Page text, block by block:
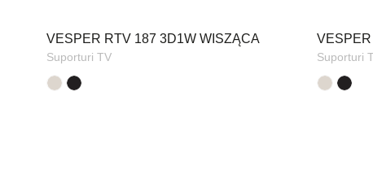
VESPER RTV 187 3D1W WISZĄCA
Suporturi TV Suporturi